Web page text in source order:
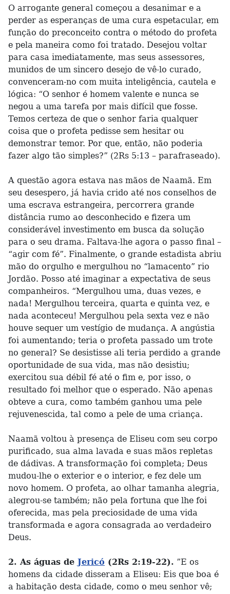
O arrogante general começou a desanimar e a
perder as esperanças de uma cura espetacular, em
função do preconceito contra o método do profeta
e pela maneira como foi tratado. Desejou voltar
para casa imediatamente, mas seus assessores,
munidos de um sincero desejo de vê-lo curado,
convenceram-no com muita inteligência, cautela e
lógica: “O senhor é homem valente e nunca se
negou a uma tarefa por mais difícil que fosse.
Temos certeza de que o senhor faria qualquer
coisa que o profeta pedisse sem hesitar ou
demonstrar temor. Por que, então, não poderia
fazer algo tão simples?” (2Rs 5:13 – parafraseado).
A questão agora estava nas mãos de Naamã. Em
seu desespero, já havia crido até nos conselhos de
uma escrava estrangeira, percorrera grande
distância rumo ao desconhecido e fizera um
considerável investimento em busca da solução
para o seu drama. Faltava-lhe agora o passo final –
“agir com fé”. Finalmente, o grande estadista abriu
mão do orgulho e mergulhou no “lamacento” rio
Jordão. Posso até imaginar a expectativa de seus
companheiros. “Mergulhou uma, duas vezes, e
nada! Mergulhou terceira, quarta e quinta vez, e
nada aconteceu! Mergulhou pela sexta vez e não
houve sequer um vestígio de mudança. A angústia
foi aumentando; teria o profeta passado um trote
no general? Se desistisse ali teria perdido a grande
oportunidade de sua vida, mas não desistiu;
exercitou sua débil fé até o fim e, por isso, o
resultado foi melhor que o esperado. Não apenas
obteve a cura, como também ganhou uma pele
rejuvenescida, tal como a pele de uma criança.
Naamã voltou à presença de Eliseu com seu corpo
purificado, sua alma lavada e suas mãos repletas
de dádivas. A transformação foi completa; Deus
mudou-lhe o exterior e o interior, e fez dele um
novo homem. O profeta, ao olhar tamanha alegria,
alegrou-se também; não pela fortuna que lhe foi
oferecida, mas pela preciosidade de uma vida
transformada e agora consagrada ao verdadeiro
Deus.
2. As águas de Jericó (2Rs 2:19-22). ”E os
homens da cidade disseram a Eliseu: Eis que boa é
a habitação desta cidade, como o meu senhor vê;